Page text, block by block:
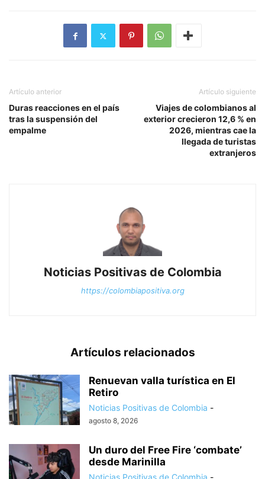
Artículo anterior
Duras reacciones en el país
tras la suspensión del
empalme
Artículo siguiente
Viajes de colombianos al
exterior crecieron 12,6 % en
2026, mientras cae la
llegada de turistas
extranjeros
Noticias Positivas de Colombia
https://colombiapositiva.org
Artículos relacionados
Renuevan valla turística en El
Retiro
Noticias Positivas de Colombia -
agosto 8, 2026
Un duro del Free Fire ‘combate’
desde Marinilla